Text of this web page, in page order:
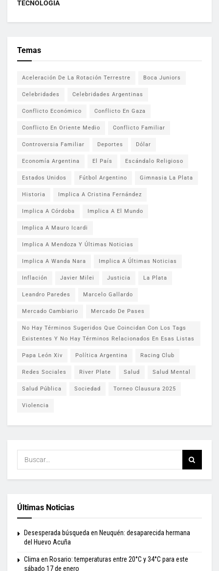
TECNOLOGÍA
Temas
Aceleración De La Rotación Terrestre Boca Juniors
Celebridades Celebridades Argentinas
Conflicto Económico Conflicto En Gaza
Conflicto En Oriente Medio Conflicto Familiar
Controversia Familiar Deportes Dólar
Economía Argentina El País Escándalo Religioso
Estados Unidos Fútbol Argentino Gimnasia La Plata
Historia Implica A Cristina Fernández
Implica A Córdoba Implica A El Mundo
Implica A Mauro Icardi
Implica A Mendoza Y Últimas Noticias
Implica A Wanda Nara Implica A Últimas Noticias
Inflación Javier Milei Justicia La Plata
Leandro Paredes Marcelo Gallardo
Mercado Cambiario Mercado De Pases
No Hay Términos Sugeridos Que Coincidan Con Los Tags
Existentes Y No Hay Términos Relacionados En Esas Listas
Papa León Xiv Política Argentina Racing Club
Redes Sociales River Plate Salud Salud Mental
Salud Pública Sociedad Torneo Clausura 2025
Violencia
Últimas Noticias
Desesperada búsqueda en Neuquén: desaparecida hermana
del Huevo Acuña
Clima en Rosario: temperaturas entre 20°C y 34°C para este
sábado 17 de enero